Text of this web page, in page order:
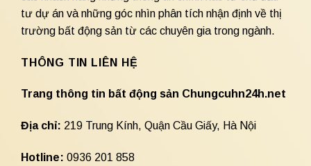
tư dự án và những góc nhìn phân tích nhận định về thị
trường bất động sản từ các chuyên gia trong ngành.
THÔNG TIN LIÊN HỆ
Trang thông tin bất động sản Chungcuhn24h.net
Địa chỉ: 219 Trung Kính, Quận Cầu Giấy, Hà Nội
Hotline: 0936 201 858